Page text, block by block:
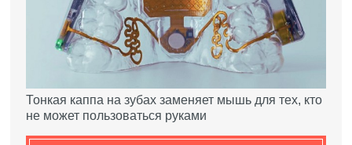
Тонкая каппа на зубах заменяет мышь для тех, кто
не может пользоваться руками